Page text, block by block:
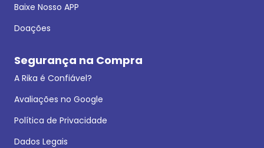
Baixe Nosso APP
Doações
Segurança na Compra
A Rika é Confiável?
Avaliações no Google
Política de Privacidade
Dados Legais